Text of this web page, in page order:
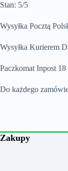
Stan: 5/5
Wysyłka Pocztą
Wysyłka Kurierem
Paczkomat Inpost 18
Do każdego
Zakupy